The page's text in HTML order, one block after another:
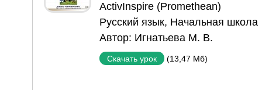
ActivInspire (Promethean)
Русский язык, Начальная школа
Автор: Игнатьева М. В.
Скачать урок (13,47 Мб)